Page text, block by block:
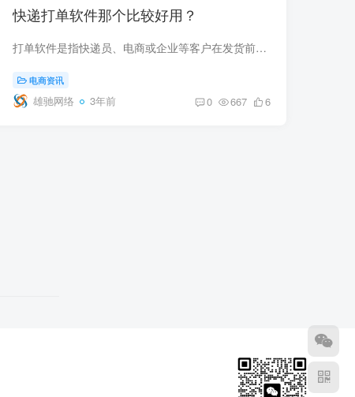
快递打单软件那个比较好用？
打单软件是指快递员、电商或企业等客户在发货前，使用电脑或手机 APP 生成快递单、电子面单、发货单等相关运单信息的工具，使用这些软件可以使快递运输过程更加顺畅。以下是市场上比较好用的几...
电商资讯
雄驰网络 3年前 0 667 6